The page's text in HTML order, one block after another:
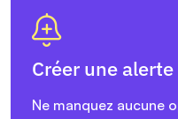
Créer une alerte
Ne manquez aucune